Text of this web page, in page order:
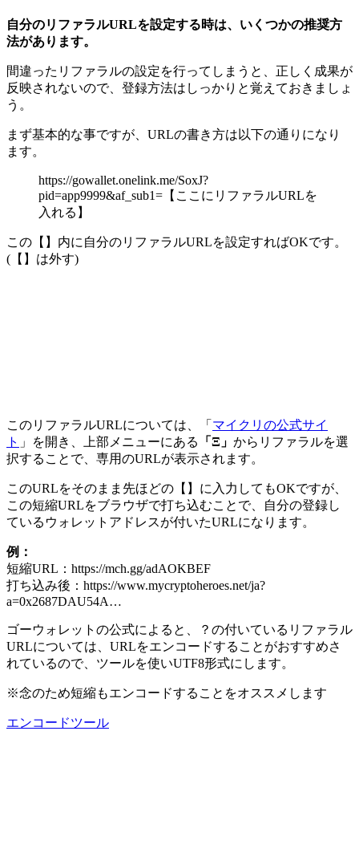
自分のリファラルURLを設定する時は、いくつかの推奨方
法があります。
間違ったリファラルの設定を行ってしまうと、正しく成果が
反映されないので、登録方法はしっかりと覚えておきましょ
う。
まず基本的な事ですが、URLの書き方は以下の通りになり
ます。
https://gowallet.onelink.me/SoxJ?
pid=app9999&af_sub1=【ここにリファラルURLを
入れる】
この【】内に自分のリファラルURLを設定すればOKです。
(【】は外す)
このリファラルURLについては、「 マイクリの公式サイ
ト 」を開き、上部メニューにある 「Ξ」 からリファラルを選
択することで、専用のURLが表示されます。
このURLをそのまま先ほどの【】に入力してもOKですが、
この短縮URLをブラウザで打ち込むことで、自分の登録し
ているウォレットアドレスが付いたURLになります。
例：
短縮URL：https://mch.gg/adAOKBEF
打ち込み後：https://www.mycryptoheroes.net/ja?
a=0x2687DAU54A…
ゴーウォレットの公式によると、？の付いているリファラル
URLについては、URLをエンコードすることがおすすめさ
れているので、ツールを使いUTF8形式にします。
※念のため短縮もエンコードすることをオススメします
エンコードツール